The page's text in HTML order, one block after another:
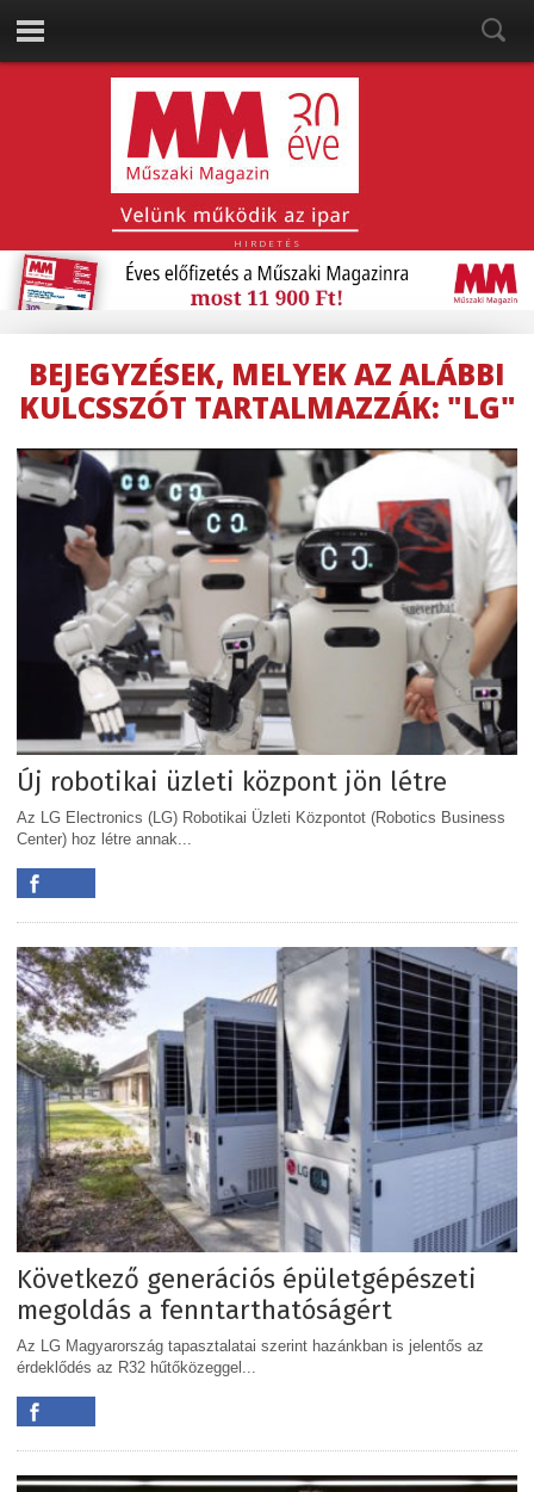
HIRDETÉS
BEJEGYZÉSEK, MELYEK AZ ALÁBBI
KULCSSZÓT TARTALMAZZÁK: "LG"
Új robotikai üzleti központ jön létre
Az LG Electronics (LG) Robotikai Üzleti Központot (Robotics Business
Center) hoz létre annak...
Következő generációs épületgépészeti
megoldás a fenntarthatóságért
Az LG Magyarország tapasztalatai szerint hazánkban is jelentős az
érdeklődés az R32 hűtőközeggel...